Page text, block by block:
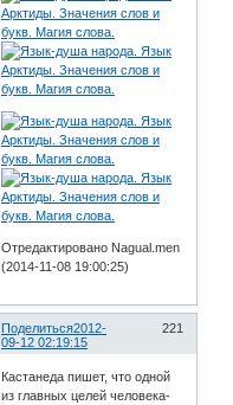
Отредактировано Nagual.men
(2014-11-08 19:00:25)
Поделиться 221
2012-
09-12 02:19:15
Кастанеда пишет, что одной
из главных целей человека-